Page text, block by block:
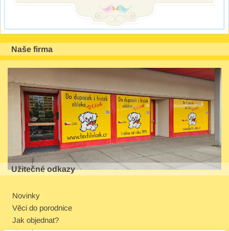
Naše firma
Užitečné odkazy
Novinky
Věci do porodnice
Jak objednat?